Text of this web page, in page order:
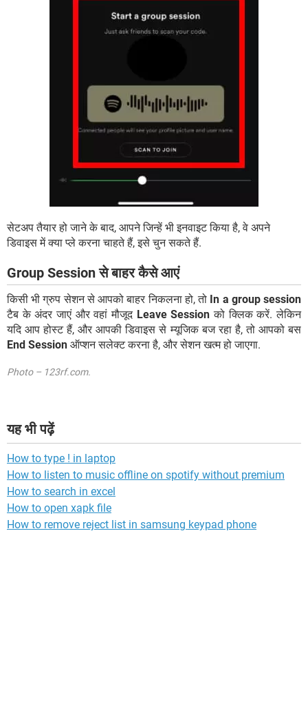
सेटअप तैयार हो जाने के बाद, आपने जिन्हें भी इनवाइट किया है, वे अपने
डिवाइस में क्या प्ले करना चाहते हैं, इसे चुन सकते हैं.
Group Session से बाहर कैसे आएं
किसी भी ग्रुप सेशन से आपको बाहर निकलना हो, तो In a group session
टैब के अंदर जाएं और वहां मौजूद Leave Session को क्लिक करें. लेकिन
यदि आप होस्ट हैं, और आपकी डिवाइस से म्यूजिक बज रहा है, तो आपको बस
End Session ऑप्शन सलेक्ट करना है, और सेशन खत्म हो जाएगा.
Photo – 123rf.com.
यह भी पढ़ें
How to type ! in laptop
How to listen to music offline on spotify without premium
How to search in excel
How to open xapk file
How to remove reject list in samsung keypad phone